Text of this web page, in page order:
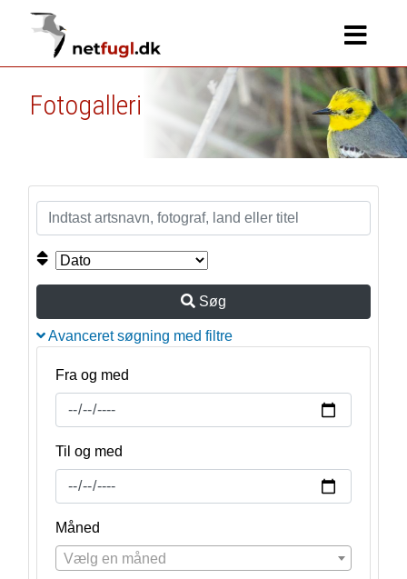
Fotogalleri
Søg
Avanceret søgning med filtre
Fra og med
Til og med
Måned
Vælg en måned